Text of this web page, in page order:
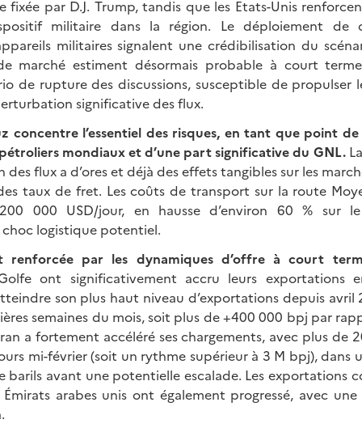
fixée par D.J. Trump, tandis que les Etats-Unis
militaire dans la région. Le déploiement de
militaires signalent une crédibilisation du
marché estiment désormais probable à court
de rupture des discussions, susceptible de propulser
significative des flux.
concentre l’essentiel des risques, en tant que point de
mondiaux et d’une part significative du GNL.
flux a d’ores et déjà des effets tangibles sur les
taux de fret. Les coûts de transport sur la route
000 USD/jour, en hausse d’environ 60 % sur
choc logistique potentiel.
renforcée par les dynamiques d’offre à court
ont significativement accru leurs exportations
son plus haut niveau d’exportations depuis avril
semaines du mois, soit plus de +400 000 bpj par
a fortement accéléré ses chargements, avec plus de
mi-février (soit un rythme supérieur à 3 M bpj), dans
avant une potentielle escalade. Les exportations
arabes unis ont également progressé, avec